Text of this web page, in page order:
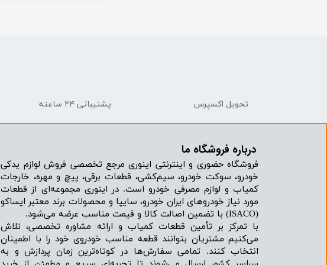
فروشگاه حضوری و اینترنتی اینوری مرجع تخصصی فروش لوازم یدکی
خودرو، سوکت خودرو، سیم‌کشی، قطعات برقی، پیچ و مهره، خارجات
کمیاب و لوازم مصرفی خودرو است. در اینوری مجموعه‌ای از قطعات
مورد نیاز خودروهای ایران خودرو، سایپا و محصولات برند معتبر ایساکو
(ISACO) با تضمین اصالت کالا و قیمت مناسب عرضه می‌شود.
با تمرکز بر تأمین قطعات کمیاب و ارائه مشاوره تخصصی، تلاش
می‌کنیم مشتریان بتوانند قطعه مناسب خودروی خود را با اطمینان
انتخاب کنند. تمامی سفارش‌ها در کوتاه‌ترین زمان پردازش و به
درباره فروشگاه ما​​​​​​​
تحویل اکسپرس پشتیبانی ۲۴ ساعته